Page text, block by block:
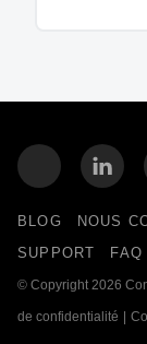
BLOG NOUS
SUPPORT
FAQ
© Copyright 2026
de confidentialité